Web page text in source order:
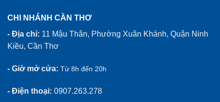
CHI NHÁNH CẦN THƠ
- Địa chỉ: 11 Mậu Thân, Phường Xuân Khánh, Quận Ninh
Kiều, Cần Thơ
- Giờ mở cửa: Từ 8h đến 20h
- Điện thoại: 0907.263.278